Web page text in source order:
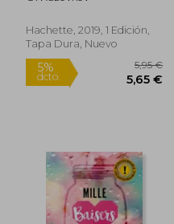
14,16 €
Hachette, 2019, 1 Edición,
Tapa Dura, Nuevo